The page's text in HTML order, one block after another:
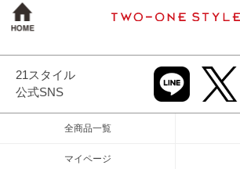
21スタイル
公式SNS
全商品一覧
マイページ